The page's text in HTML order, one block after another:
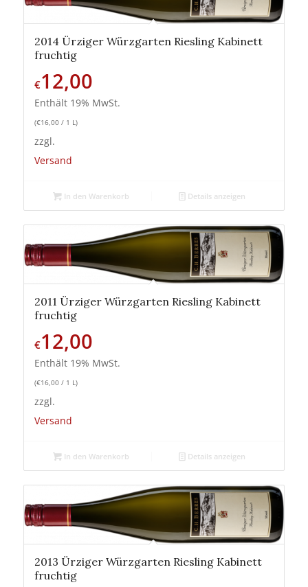
2014 Ürziger Würzgarten Riesling Kabinett
fruchtig
€12,00
Enthält 19% MwSt.
(€16,00/ 1 L)
zzgl.
Versand
In den Warenkorb Details anzeigen
2011 Ürziger Würzgarten Riesling Kabinett
fruchtig
€12,00
Enthält 19% MwSt.
(€16,00/ 1 L)
zzgl.
Versand
In den Warenkorb Details anzeigen
2013 Ürziger Würzgarten Riesling Kabinett
fruchtig